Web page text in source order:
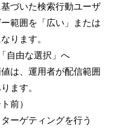
づいた検索行動ユーザ
範囲を「広い」または
ります。
自由な選択」へ
は、運用者が配信範囲
ます。
前）
ーゲティングを行う